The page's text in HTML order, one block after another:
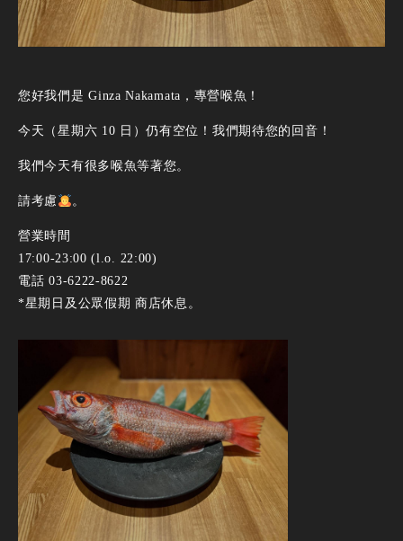
您好我們是 Ginza Nakamata，專營喉魚！
今天（星期六 10 日）仍有空位！我們期待您的回音！
我們今天有很多喉魚等著您。
請考慮 。
營業時間
17:00-23:00 (l.o. 22:00)
電話 03-6222-8622
*星期日及公眾假期 商店休息。